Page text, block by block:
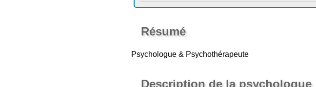
Résumé
Psychologue & Psychothérapeute
Description de la psychologue